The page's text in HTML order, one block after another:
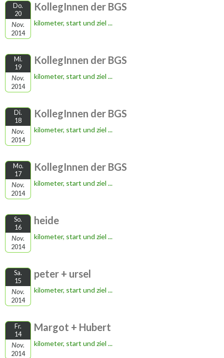
Do.
20
Nov.
2014
KollegInnen der BGS
kilometer, start und ziel ...
Mi.
19
Nov.
2014
KollegInnen der BGS
kilometer, start und ziel ...
Di.
18
Nov.
2014
KollegInnen der BGS
kilometer, start und ziel ...
Mo.
17
Nov.
2014
KollegInnen der BGS
kilometer, start und ziel ...
So.
16
Nov.
2014
heide
kilometer, start und ziel ...
Sa.
15
Nov.
2014
peter + ursel
kilometer, start und ziel ...
Fr.
14
Nov.
2014
Margot + Hubert
kilometer, start und ziel ...